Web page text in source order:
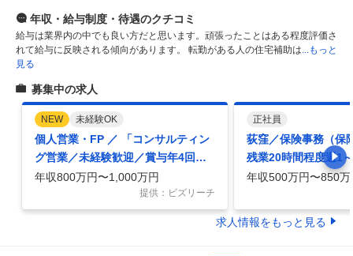
年収・給与制度・待遇のクチコミ
給与は業界内の中でも良い方だと思います。頑張ったことはある程度評価さ
れて給与に反映される傾向があります。 転勤がある人の住宅補助は...もっと
見る
募集中の求人
NEW 未経験OK
個人営業・FP ／ 「コンサルティン
グ営業／未経験歓迎／賞与年4回／
大阪勤務（転勤なし）」
年収800万円〜1,000万円
提供：ビズリーチ
正社員
荻窪／保険事務（保
残業20時間程度週1
東京海上グループ
年収500万円〜850万
求人情報をもっと見る